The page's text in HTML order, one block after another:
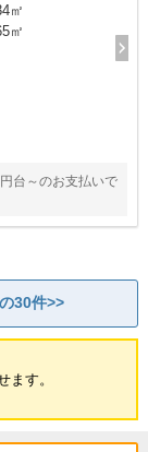
㎡
㎡
台～のお支払いで
30件>>
ます。